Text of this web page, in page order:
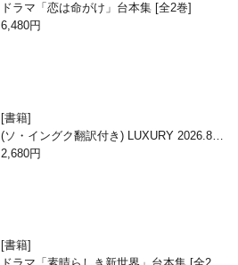
ドラマ「恋は命がけ」台本集 [全2巻]
6,480円
書籍
(ソ・イングク翻訳付き) LUXURY 2026.8月
号
2,680円
書籍